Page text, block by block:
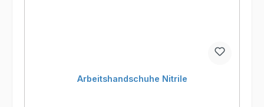
Arbeitshandschuhe Nitrile